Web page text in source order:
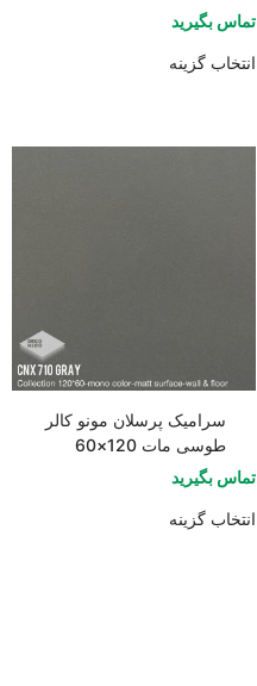
تماس بگیرید
انتخاب گزینه
سرامیک پرسلان مونو کالر
طوسی مات 120×60
تماس بگیرید
انتخاب گزینه